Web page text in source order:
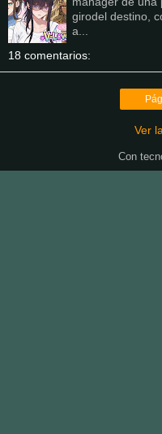
girodel destino,
a...
18 comentarios:
Ver
Con